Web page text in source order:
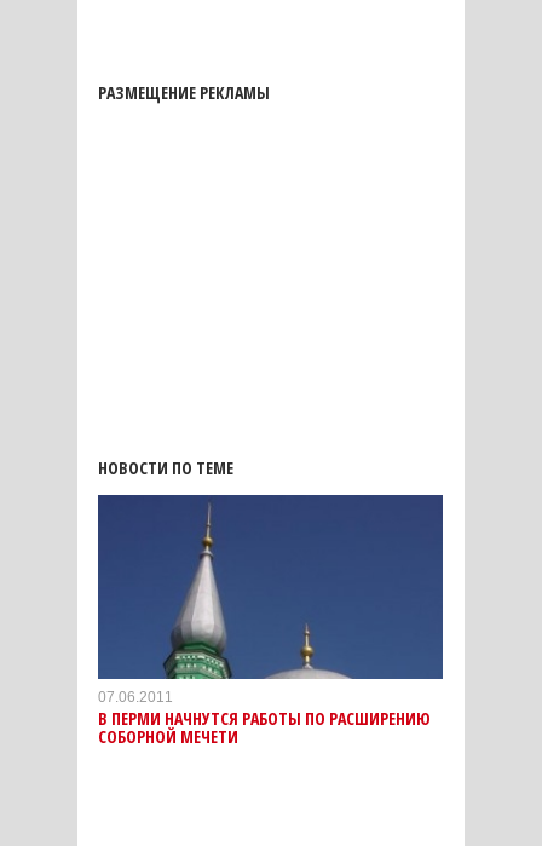
РАЗМЕЩЕНИЕ РЕКЛАМЫ
НОВОСТИ ПО ТЕМЕ
07.06.2011
В ПЕРМИ НАЧНУТСЯ РАБОТЫ ПО РАСШИРЕНИЮ
СОБОРНОЙ МЕЧЕТИ